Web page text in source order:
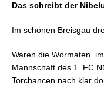
Das schreibt der
Im schönen Breisgau
Waren die Wormaten
Mannschaft des 1. FC
Torchancen nach klar